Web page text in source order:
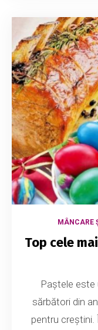
MÂNCARE
Top cele
Paștele este
sărbători din
pentru creștini.